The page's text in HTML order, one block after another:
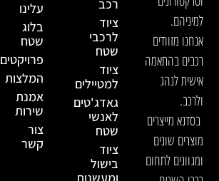
למיניהם.
אנחנו מזוודים
רכבים בהתאמה
אישית לנהג
ולרכב.
בסדנא מייצרים
מוצרים שונים
ומגוונים לתחום
רכב
ציוד
לרכבי
שטח
ציוד
למטיילים
גאדג'טים
לאנשי
שטח
ציוד
בישול
ומעשנות
עלינו
בלוג
שטח
פרויקטים
המלצות
אמנת
שירות
צור
קשר